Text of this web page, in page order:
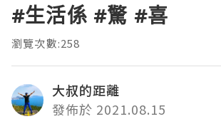
#生活係 #驚 #喜
瀏覽次數:258
大叔的距離
發佈於 2021.08.15